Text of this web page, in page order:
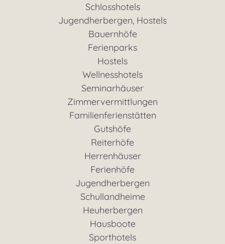
Schlosshotels
Jugendherbergen, Hostels
Bauernhöfe
Ferienparks
Hostels
Wellnesshotels
Seminarhäuser
Zimmervermittlungen
Familienferienstätten
Gutshöfe
Reiterhöfe
Herrenhäuser
Ferienhöfe
Jugendherbergen
Schullandheime
Heuherbergen
Hausboote
Sporthotels